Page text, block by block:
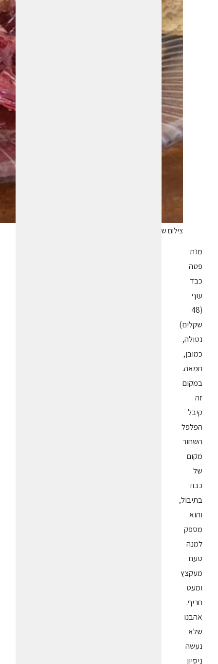
צילום שחר בן-פורת
מנת
פטה
כבד
עוף
(48
שקלים)
נטולה,
כמובן,
חמאה.
במקום
זה
קיבל
הפלפל
השחור
מקום
של
כבוד
בתיבול,
והוא
מספק
למנה
טעם
מעקצץ
ומעט
חריף.
אהבנו
שלא
נעשה
ניסיון